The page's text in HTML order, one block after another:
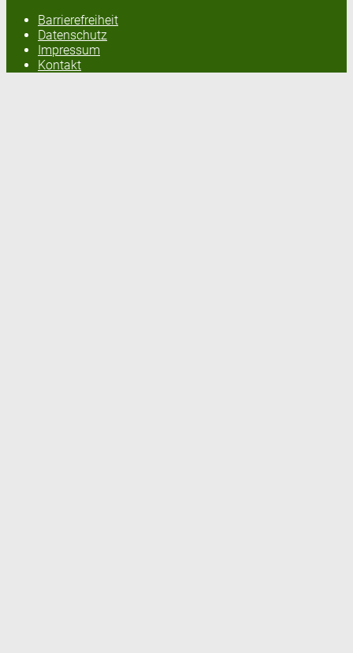
Barrierefreiheit
Datenschutz
Impressum
Kontakt